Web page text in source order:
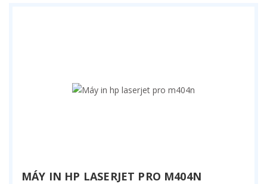
MÁY IN HP LASERJET PRO M404N